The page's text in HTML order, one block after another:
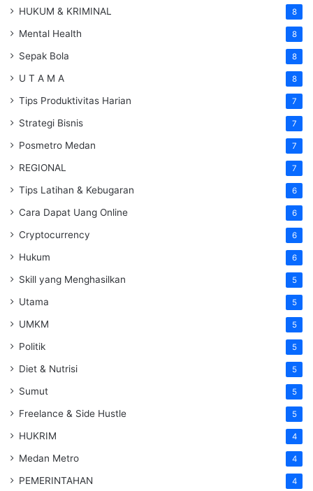
HUKUM & KRIMINAL 8
Mental Health 8
Sepak Bola 8
U T A M A 8
Tips Produktivitas Harian 7
Strategi Bisnis 7
Posmetro Medan 7
REGIONAL 7
Tips Latihan & Kebugaran 6
Cara Dapat Uang Online 6
Cryptocurrency 6
Hukum 6
Skill yang Menghasilkan 5
Utama 5
UMKM 5
Politik 5
Diet & Nutrisi 5
Sumut 5
Freelance & Side Hustle 5
HUKRIM 4
Medan Metro 4
PEMERINTAHAN 4